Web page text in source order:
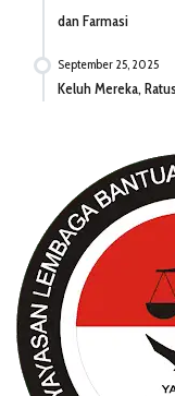
dan Farmasi
September 25, 2025
Keluh Mereka,